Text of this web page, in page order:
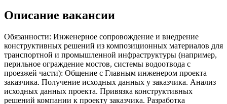
Описание вакансии
Обязанности: Инженерное сопровождение и внедрение
конструктивных решений из композиционных материалов для
транспортной и промышленной инфраструктуры (например,
перильное ограждение мостов, системы водоотвода с
проезжей части): Общение с Главным инженером проекта
заказчика. Получение исходных данных у заказчика. Анализ
исходных данных проекта. Привязка конструктивных
решений компании к проекту заказчика. Разработка